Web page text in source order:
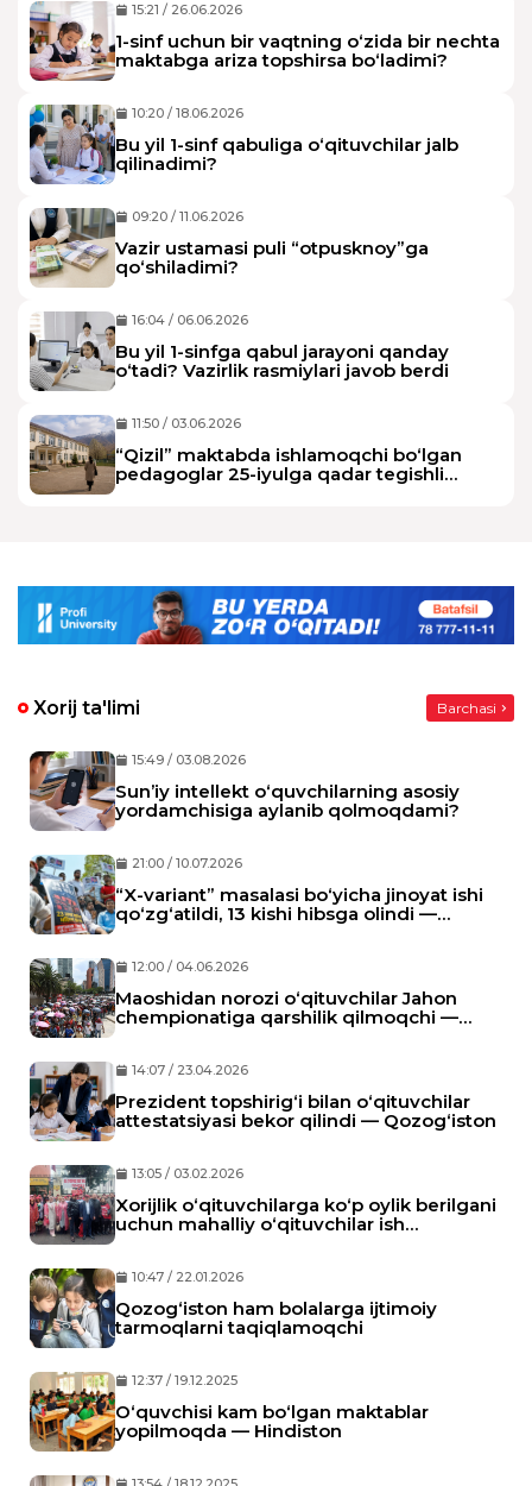
1-sinf uchun bir vaqtning o‘zida bir nechta
maktabga ariza topshirsa bo‘ladimi?
15:21 / 26.06.2026
Bu yil 1-sinf qabuliga o‘qituvchilar jalb
qilinadimi?
10:20 / 18.06.2026
Vazir ustamasi puli “otpusknoy”ga
qo‘shiladimi?
09:20 / 11.06.2026
Bu yil 1-sinfga qabul jarayoni qanday
o‘tadi? Vazirlik rasmiylari javob berdi
16:04 / 06.06.2026
“Qizil” maktabda ishlamoqchi bo‘lgan
pedagoglar 25-iyulga qadar tegishli
11:50 / 03.06.2026
Xorij ta'limi Barchasi
Sun’iy intellekt o‘quvchilarning asosiy
yordamchisiga aylanib qolmoqdami?
15:49 / 03.08.2026
“X-variant” masalasi bo‘yicha jinoyat ishi
qo‘zg‘atildi, 13 kishi hibsga olindi —
21:00 / 10.07.2026
Maoshidan norozi o‘qituvchilar Jahon
chempionatiga qarshilik qilmoqchi —
12:00 / 04.06.2026
Prezident topshirig‘i bilan o‘qituvchilar
attestatsiyasi bekor qilindi — Qozog‘iston
14:07 / 23.04.2026
Xorijlik o‘qituvchilarga ko‘p oylik berilgani
uchun mahalliy o‘qituvchilar ish
13:05 / 03.02.2026
Qozog‘iston ham bolalarga ijtimoiy
tarmoqlarni taqiqlamoqchi
10:47 / 22.01.2026
O‘quvchisi kam bo‘lgan maktablar
yopilmoqda — Hindiston
12:37 / 19.12.2025